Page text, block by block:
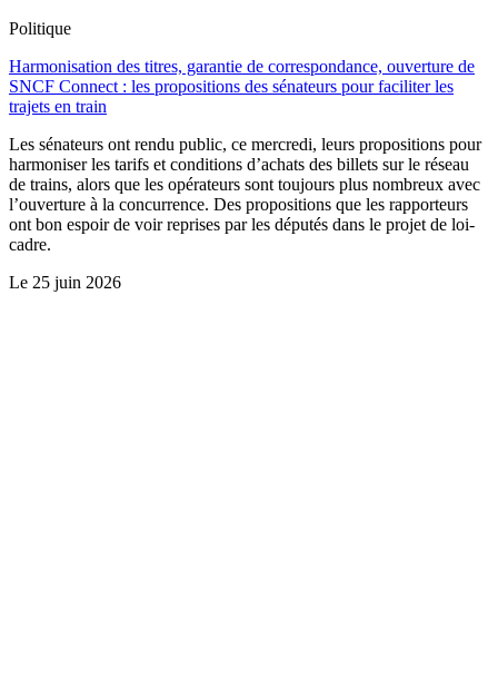
Politique
Harmonisation des titres, garantie de correspondance, ouverture de
SNCF Connect : les propositions des sénateurs pour faciliter les
trajets en train
Les sénateurs ont rendu public, ce mercredi, leurs propositions pour
harmoniser les tarifs et conditions d’achats des billets sur le réseau
de trains, alors que les opérateurs sont toujours plus nombreux avec
l’ouverture à la concurrence. Des propositions que les rapporteurs
ont bon espoir de voir reprises par les députés dans le projet de loi-
cadre.
Le 25 juin 2026